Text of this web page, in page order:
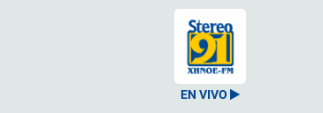
EN VIVO